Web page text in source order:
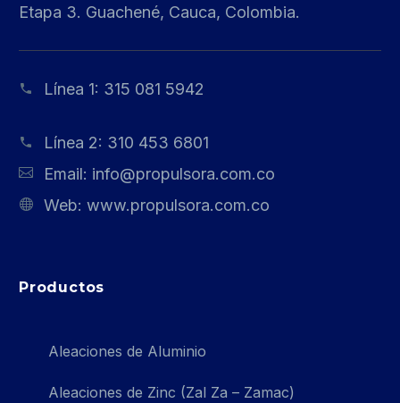
Etapa 3. Guachené, Cauca, Colombia.
Línea 1: 315 081 5942
Línea 2: 310 453 6801
Email: info@propulsora.com.co
Web: www.propulsora.com.co
Productos
Aleaciones de Aluminio
Aleaciones de Zinc (Zal Za – Zamac)